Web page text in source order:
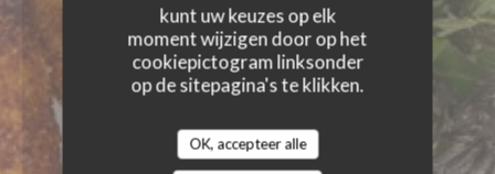
kunt uw keuzes op elk
moment wijzigen door op het
cookiepictogram linksonder
op de sitepagina's te klikken.
OK, accepteer alle